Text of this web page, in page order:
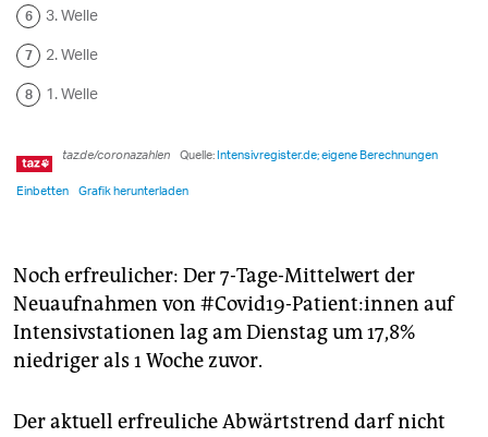
Noch erfreulicher: Der 7-Tage-Mittelwert der
Neuaufnahmen von #Covid19-Patient:innen auf
Intensivstationen lag am Dienstag um 17,8%
niedriger als 1 Woche zuvor.
Der aktuell erfreuliche Abwärtstrend darf nicht